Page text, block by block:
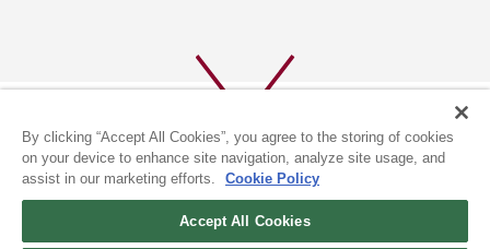
By clicking “Accept All Cookies”, you agree to the storing of cookies
on your device to enhance site navigation, analyze site usage, and
assist in our marketing efforts.
Cookie Policy
Accept All Cookies